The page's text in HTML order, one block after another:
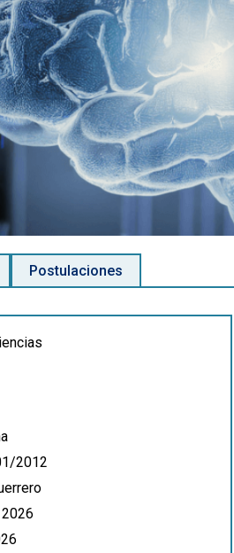
Postulaciones
2012